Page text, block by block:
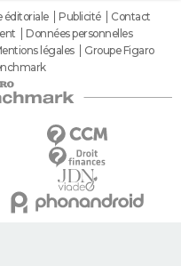
éditoriale Publicité
Contact
Données personnelles
légales
Groupe Figaro